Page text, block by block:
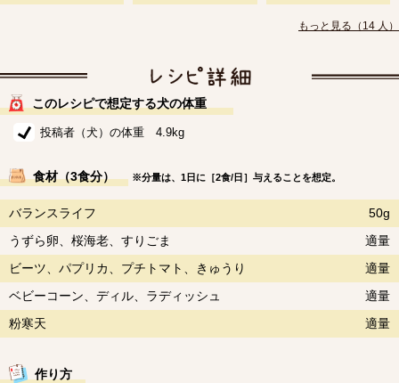
もっと見る（14 人）
このレシピで想定する犬の体重
投稿者（犬）の体重 4.9kg
食材（3食分） ※分量は、1日に［2食/日］与えることを想定。
バランスライフ
50g
うずら卵、桜海老、すりごま
適量
ビーツ、パプリカ、プチトマト、きゅうり
適量
ベビーコーン、ディル、ラディッシュ
適量
粉寒天
適量
作り方